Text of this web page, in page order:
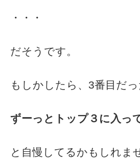
・・・
だそうです。
もしかしたら、3番目だっ
ずーっとトップ３に入っ
と自慢してるかもしれま